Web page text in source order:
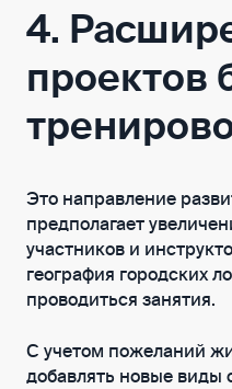
4.
проектов
Это направление
предполагает
участников и
география городских
проводиться занятия.
С учетом пожеланий
добавлять новые виды